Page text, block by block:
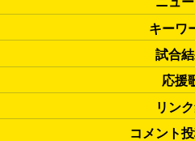
キーワ
試合
応援
リン
コメント